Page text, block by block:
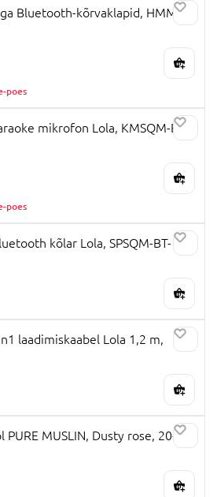
Bluetooth-kõrvaklapid, HMMN-
poes
mikrofon Lola, KMSQM-BT-
poes
kõlar Lola, SPSQM-BT-
laadimiskaabel Lola 1,2 m,
MUSLIN, Dusty rose, 20-